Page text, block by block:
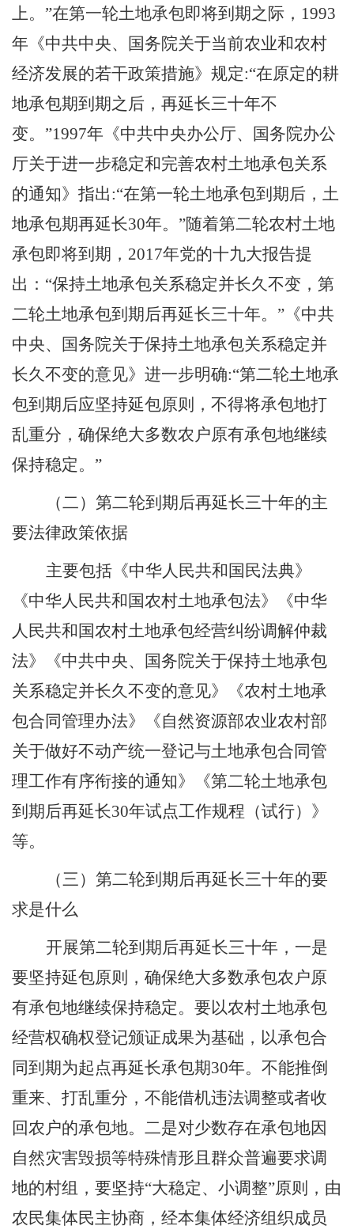
上。 ”在第一轮土地承包即将到期之际， 1993
年《中共中央、国务院关于当前农业和农村
经济发展的若干政策措施》规定:“在原定的耕
地承包期到期之后，再延长三十年不
变。 ”1997年《中共中央办公厅、国务院办公
厅关于进一步稳定和完善农村土地承包关系
的通知》指出:“在第一轮土地承包到期后，土
地承包期再延长30年。 ”随着第二轮农村土地
承包即将到期， 2017年党的十九大报告提
出： “保持土地承包关系稳定并长久不变，第
二轮土地承包到期后再延长三十年。 ” 《中共
中央、国务院关于保持土地承包关系稳定并
长久不变的意见》进一步明确:“第二轮土地承
包到期后应坚持延包原则，不得将承包地打
乱重分，确保绝大多数农户原有承包地继续
保持稳定。 ”
（二）第二轮到期后再延长三十年的主
要法律政策依据
主要包括《中华人民共和国民法典》
《中华人民共和国农村土地承包法》《中华
人民共和国农村土地承包经营纠纷调解仲裁
法》《中共中央、国务院关于保持土地承包
关系稳定并长久不变的意见》《农村土地承
包合同管理办法》《自然资源部农业农村部
关于做好不动产统一登记与土地承包合同管
理工作有序衔接的通知》《第二轮土地承包
到期后再延长30年试点工作规程（试行）》
等。
（三）第二轮到期后再延长三十年的要
求是什么
开展第二轮到期后再延长三十年，一是
要坚持延包原则，确保绝大多数承包农户原
有承包地继续保持稳定。要以农村土地承包
经营权确权登记颁证成果为基础，以承包合
同到期为起点再延长承包期30年。不能推倒
重来、打乱重分，不能借机违法调整或者收
回农户的承包地。二是对少数存在承包地因
自然灾害毁损等特殊情形且群众普遍要求调
地的村组，要坚持“大稳定、小调整”原则，由
农民集体民主协商，经本集体经济组织成员